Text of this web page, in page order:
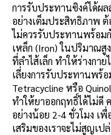
การรับประทานซิงค์ได้ผ
อย่างเต็มประสิทธิภาพ ต้
ไม่ควรรับประทานพร้อม
เหล็ก (Iron) ในปริมาณสู
ที่ลำไส้เล็ก ทำให้ร่างกา
เลี่ยงการรับประทานพร้
Tetracycline หรือ
ทำให้ยาออกฤทธิ์ได้ไม่ดี
อย่างน้อย 2-4 ชั่วโมง เ
เสริมของเราจะไม่สูญเป